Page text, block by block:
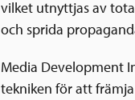
vilket utnyttjas av
och sprida
Media Development
tekniken för att